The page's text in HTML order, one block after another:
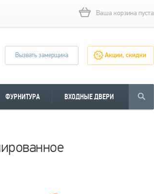
Ваша корзина пуста
Вызвать замерщика Акции, скидки
ФУРНИТУРА ВХОДНЫЕ ДВЕРИ